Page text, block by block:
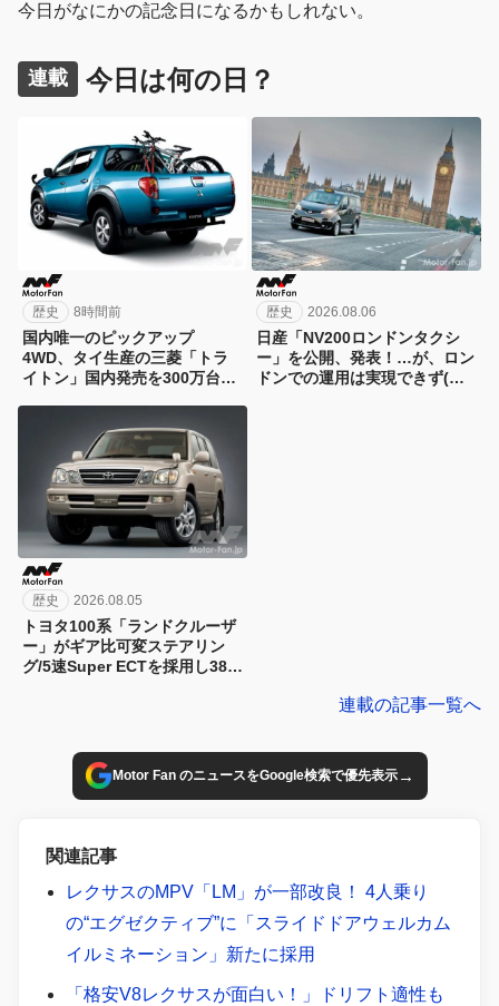
今日がなにかの記念日になるかもしれない。
連載 今日は何の日？
歴史 8時間前
国内唯一のピックアップ
4WD、タイ生産の三菱「トラ
イトン」国内発売を300万台限
歴史 2026.08.06
日産「NV200ロンドンタクシ
ー」を公開、発表！…が、ロン
ドンでの運用は実現できず(涙)
歴史 2026.08.05
トヨタ100系「ランドクルーザ
ー」がギア比可変ステアリン
グ/5速Super ECTを採用し380
連載の記事一覧へ
Motor Fan のニュースをGoogle検索で優先表示→
関連記事
レクサスのMPV「LM」が一部改良！ 4人乗り
の“エグゼクティブ”に「スライドドアウェルカム
イルミネーション」新たに採用
「格安V8レクサスが面白い！」ドリフト適性も